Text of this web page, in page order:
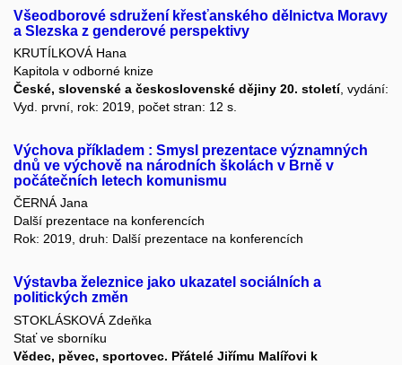
Všeodborové sdružení křesťanského dělnictva Moravy
a Slezska z genderové perspektivy
KRUTÍLKOVÁ Hana
Kapitola v odborné knize
České, slovenské a československé dějiny 20. století, vydání:
Vyd. první, rok: 2019, počet stran: 12 s.
Výchova příkladem : Smysl prezentace významných
dnů ve výchově na národních školách v Brně v
počátečních letech komunismu
ČERNÁ Jana
Další prezentace na konferencích
Rok: 2019, druh: Další prezentace na konferencích
Výstavba železnice jako ukazatel sociálních a
politických změn
STOKLÁSKOVÁ Zdeňka
Stať ve sborníku
Vědec, pěvec, sportovec. Přátelé Jiřímu Malířovi k